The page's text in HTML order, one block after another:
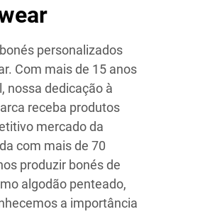
personalizados
Com mais de 15 anos
nossa dedicação à
receba produtos
mercado da
com mais de 70
produzir bonés de
algodão penteado,
a importância